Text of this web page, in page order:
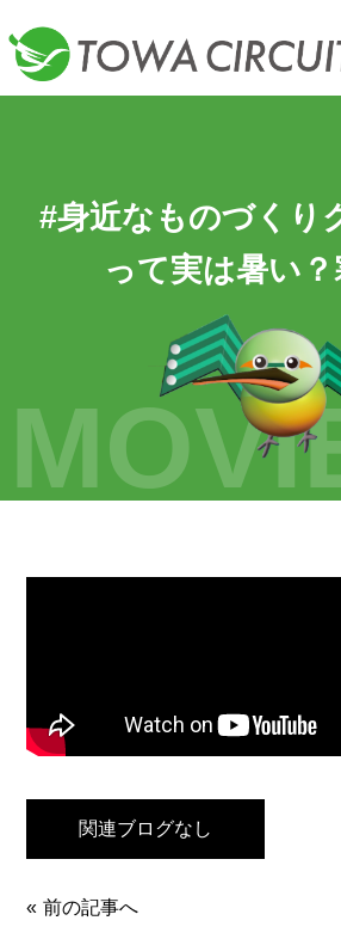
#身近なものづくり
って実は暑い？
関連ブログなし
« 前の記事へ